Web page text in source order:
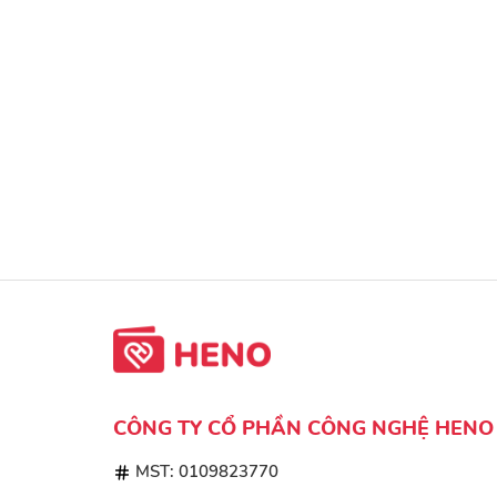
CÔNG TY CỔ PHẦN CÔNG NGHỆ HENO
MST: 0109823770